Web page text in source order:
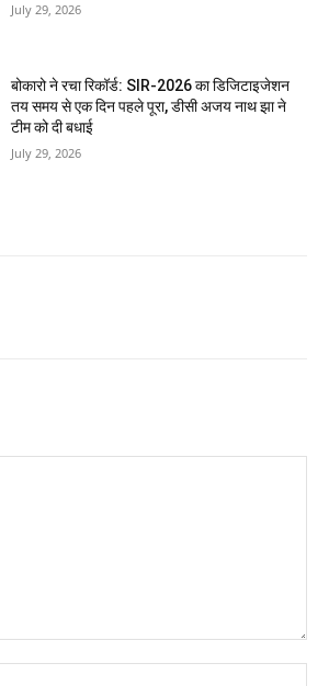
July 29, 2026
बोकारो ने रचा रिकॉर्ड: SIR-2026 का डिजिटाइजेशन
तय समय से एक दिन पहले पूरा, डीसी अजय नाथ झा ने
टीम को दी बधाई
July 29, 2026